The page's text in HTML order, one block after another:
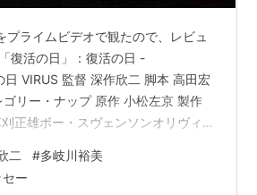
プライムビデオで観たので、レビュ
復活の日」：復活の日 -
VIRUS 監督 深作欣二 脚本 高田宏
リー・ナップ 原作 小松左京 製作
正雄ボー・スヴェンソンオリヴィ
一チャック・コナーズ渡瀬恒彦ジョ
拳 音楽 テオ・マセロ羽田健太郎 主
二 #多岐川裕美
ー